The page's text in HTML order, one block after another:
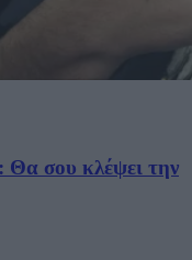
σου κλέψει την